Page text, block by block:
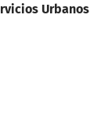
Urbanos